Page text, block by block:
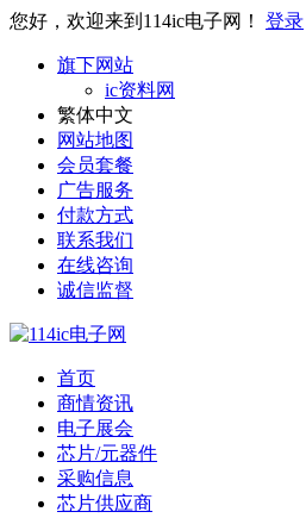
您好，欢迎来到114ic电子网！ 登录
旗下网站
ic资料网
繁体中文
网站地图
会员套餐
广告服务
付款方式
联系我们
在线咨询
诚信监督
首页
商情资讯
电子展会
芯片/元器件
采购信息
芯片供应商